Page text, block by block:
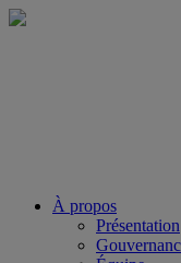
Aller
À propos
Présentation